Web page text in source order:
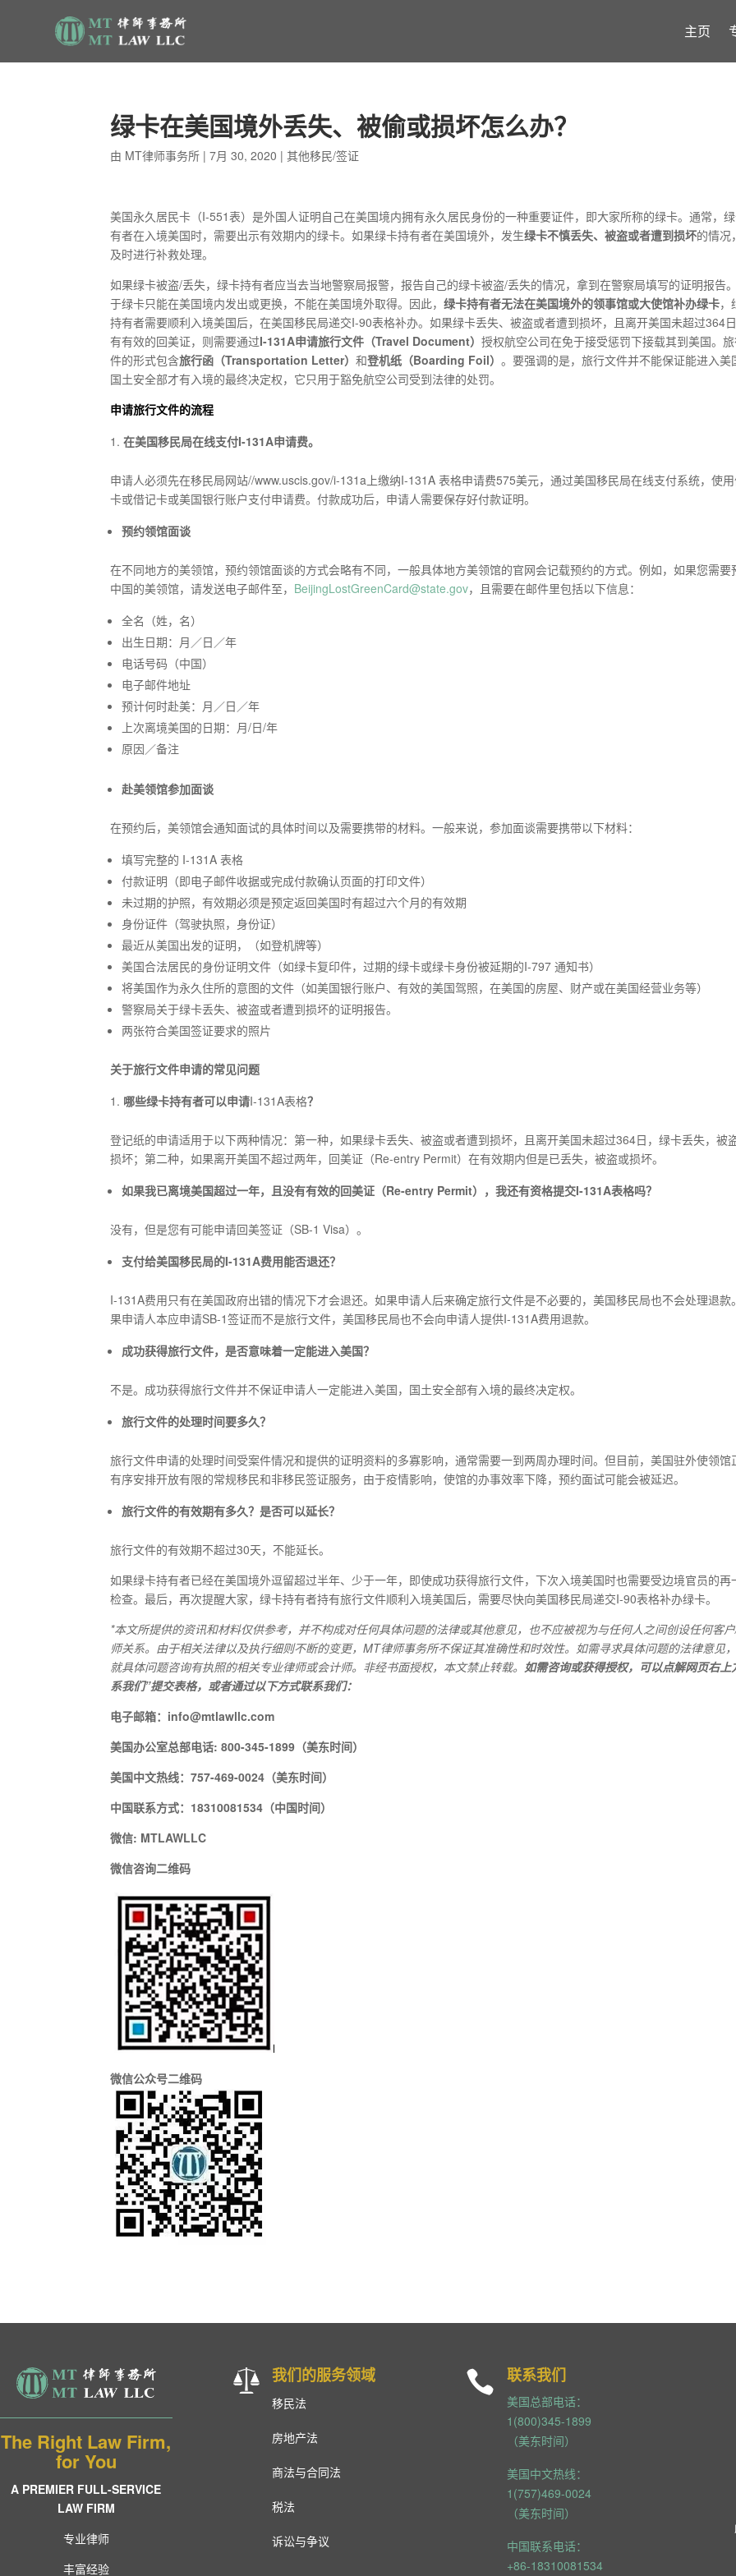
主页
绿卡在美国境外丢失、被偷或损坏怎么办？
由 MT律师事务所 |7月 30, 2020 |其他移民/签证
美国永久居民卡（I-551表）是外国人证明自己在美国境内拥有永久居民身份的一种重要证件，即大家所称的绿卡。通常，
有者在入境美国时，需要出示有效期内的绿卡。如果绿卡持有者在美国境外，发生绿卡不慎丢失、被盗或者遭到损坏的情况
及时进行补救处理。
如果绿卡被盗/丢失，绿卡持有者应当去当地警察局报警，报告自己的绿卡被盗/丢失的情况，拿到在警察局填写的证明报告
于绿卡只能在美国境内发出或更换，不能在美国境外取得。因此，绿卡持有者无法在美国境外的领事馆或大使馆补办绿卡，
持有者需要顺利入境美国后，在美国移民局递交I-90表格补办。如果绿卡丢失、被盗或者遭到损坏，且离开美国未超过364
有有效的回美证，则需要通过I-131A申请旅行文件（Travel Document）授权航空公司在免于接受惩罚下接载其到美国。
件的形式包含旅行函（Transportation Letter）和登机纸（Boarding Foil）。要强调的是，旅行文件并不能保证能进入美
国土安全部才有入境的最终决定权，它只用于豁免航空公司受到法律的处罚。
申请旅行文件的流程
在美国移民局在线支付I-131A申请费。
申请人必须先在移民局网站//www.uscis.gov/i-131a上缴纳I-131A 表格申请费575美元，通过美国移民局在线支付系统，使
卡或借记卡或美国银行账户支付申请费。付款成功后，申请人需要保存好付款证明。
预约领馆面谈
在不同地方的美领馆，预约领馆面谈的方式会略有不同，一般具体地方美领馆的官网会记载预约的方式。例如，如果您需要
中国的美领馆，请发送电子邮件至， BeijingLostGreenCard@state.gov，且需要在邮件里包括以下信息：
全名（姓，名）
出生日期：月／日／年
电话号码（中国）
电子邮件地址
预计何时赴美：月／日／年
上次离境美国的日期：月/日/年
原因／备注
赴美领馆参加面谈
在预约后，美领馆会通知面试的具体时间以及需要携带的材料。一般来说，参加面谈需要携带以下材料：
填写完整的 I-131A 表格
付款证明（即电子邮件收据或完成付款确认页面的打印文件）
未过期的护照，有效期必须是预定返回美国时有超过六个月的有效期
身份证件（驾驶执照，身份证）
最近从美国出发的证明，（如登机牌等）
美国合法居民的身份证明文件（如绿卡复印件，过期的绿卡或绿卡身份被延期的I-797 通知书）
将美国作为永久住所的意图的文件（如美国银行账户、有效的美国驾照，在美国的房屋、财产或在美国经营业务等）
警察局关于绿卡丢失、被盗或者遭到损坏的证明报告。
两张符合美国签证要求的照片
关于旅行文件申请的常见问题
哪些绿卡持有者可以申请I-131A表格？
登记纸的申请适用于以下两种情况：第一种，如果绿卡丢失、被盗或者遭到损坏，且离开美国未超过364日，绿卡丢失，被
损坏；第二种，如果离开美国不超过两年，回美证（Re-entry Permit）在有效期内但是已丢失，被盗或损坏。
如果我已离境美国超过一年，且没有有效的回美证（Re-entry Permit），我还有资格提交I-131A表格吗？
没有，但是您有可能申请回美签证（SB-1 Visa）。
支付给美国移民局的I-131A费用能否退还？
I-131A费用只有在美国政府出错的情况下才会退还。如果申请人后来确定旅行文件是不必要的，美国移民局也不会处理退款
果申请人本应申请SB-1签证而不是旅行文件，美国移民局也不会向申请人提供I-131A费用退款。
成功获得旅行文件，是否意味着一定能进入美国？
不是。成功获得旅行文件并不保证申请人一定能进入美国，国土安全部有入境的最终决定权。
旅行文件的处理时间要多久？
旅行文件申请的处理时间受案件情况和提供的证明资料的多寡影响，通常需要一到两周办理时间。但目前，美国驻外使领馆
有序安排开放有限的常规移民和非移民签证服务，由于疫情影响，使馆的办事效率下降，预约面试可能会被延迟。
旅行文件的有效期有多久？是否可以延长？
旅行文件的有效期不超过30天，不能延长。
如果绿卡持有者已经在美国境外逗留超过半年、少于一年，即使成功获得旅行文件，下次入境美国时也需要受边境官员的再
检查。最后，再次提醒大家，绿卡持有者持有旅行文件顺利入境美国后，需要尽快向美国移民局递交I-90表格补办绿卡。
*本文所提供的资讯和材料仅供参考，并不构成对任何具体问题的法律或其他意见，也不应被视为与任何人之间创设任何客户
师关系。由于相关法律以及执行细则不断的变更，MT律师事务所不保证其准确性和时效性。如需寻求具体问题的法律意见
就具体问题咨询有执照的相关专业律师或会计师。非经书面授权，本文禁止转载。如需咨询或获得授权，可以点解网页右上
系我们”提交表格，或者通过以下方式联系我们：
电子邮箱： info@mtlawllc.com
美国办公室总部电话: 800-345-1899 （美东时间）
美国中文热线：757-469-0024 （美东时间）
中国联系方式： 18310081534 （中国时间）
微信: MTLAWLLC
微信咨询二维码
微信公众号二维码
The Right Law Firm,
for You
A PREMIER FULL-SERVICE
LAW FIRM
专业律师
丰富经验
我们的服务领域
移民法
房地产法
商法与合同法
税法
诉讼与争议
 联系我们
美国总部电话：
1(800)345-1899
（美东时间）
美国中文热线：
1(757)469-0024
（美东时间）
中国联系电话：
+86-18310081534